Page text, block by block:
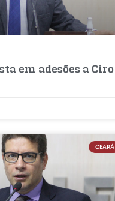
em adesões a Ciro
CEARÁ